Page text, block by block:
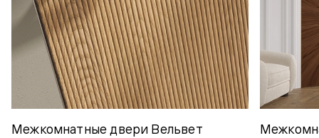
Межкомнатные двери Вельвет